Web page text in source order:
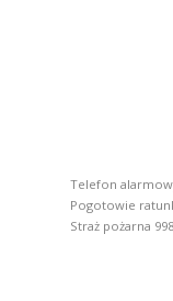
Telefon
Pogotowie
Straż pożarna 998